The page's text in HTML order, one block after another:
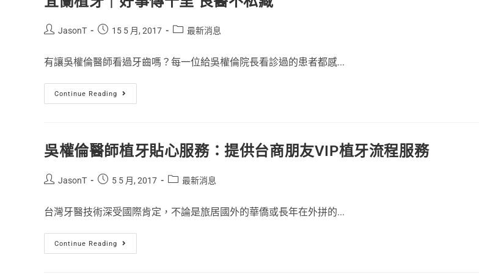
JasonT 15 5 月, 2017 最新消息
有讓吳權倫醫師看過牙齒嗎？每一位給吳權倫院長看診過的患者都感...
Continue Reading
吳權倫醫師植牙貼心服務：提供台商朋友VIP植牙流程服務
JasonT 5 5 月, 2017 最新消息
台灣牙醫技術深受國際肯定，不論是旅居國外的華僑或長年在外拼的...
Continue Reading